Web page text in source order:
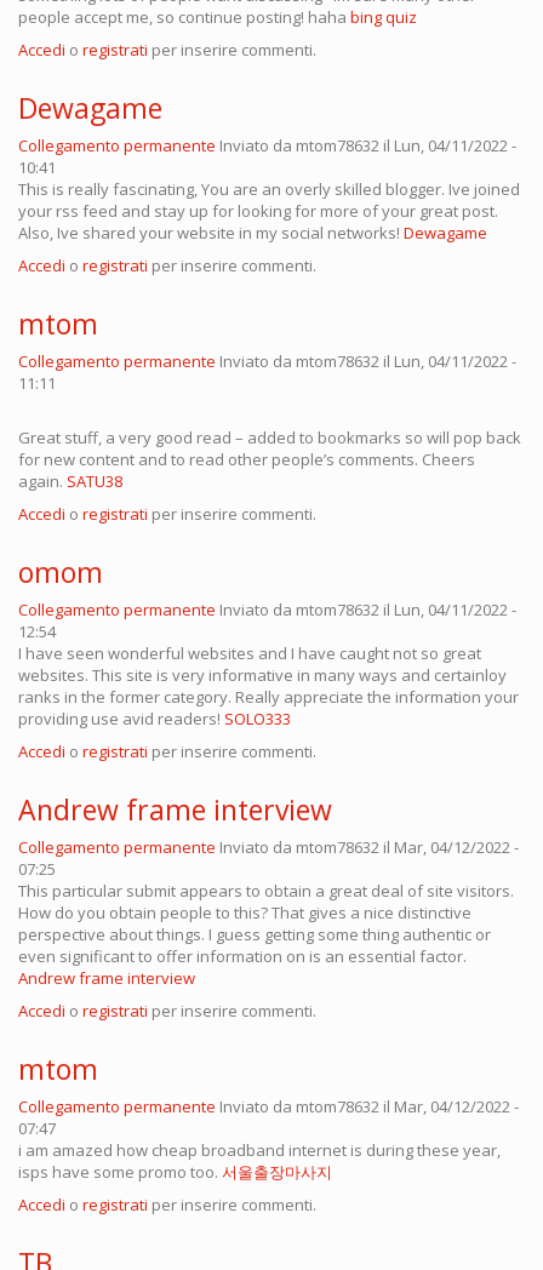
people accept me, so continue posting! haha bing quiz
Accedi o registrati per inserire commenti.
Dewagame
Collegamento permanente Inviato da mtom78632 il Lun, 04/11/2022 -
10:41
This is really fascinating, You are an overly skilled blogger. Ive joined
your rss feed and stay up for looking for more of your great post.
Also, Ive shared your website in my social networks! Dewagame
Accedi o registrati per inserire commenti.
mtom
Collegamento permanente Inviato da mtom78632 il Lun, 04/11/2022 -
11:11
Great stuff, a very good read – added to bookmarks so will pop back
for new content and to read other people’s comments. Cheers
again. SATU38
Accedi o registrati per inserire commenti.
omom
Collegamento permanente Inviato da mtom78632 il Lun, 04/11/2022 -
12:54
I have seen wonderful websites and I have caught not so great
websites. This site is very informative in many ways and certainloy
ranks in the former category. Really appreciate the information your
providing use avid readers! SOLO333
Accedi o registrati per inserire commenti.
Andrew frame interview
Collegamento permanente Inviato da mtom78632 il Mar, 04/12/2022 -
07:25
This particular submit appears to obtain a great deal of site visitors.
How do you obtain people to this? That gives a nice distinctive
perspective about things. I guess getting some thing authentic or
even significant to offer information on is an essential factor.
Andrew frame interview
Accedi o registrati per inserire commenti.
mtom
Collegamento permanente Inviato da mtom78632 il Mar, 04/12/2022 -
07:47
i am amazed how cheap broadband internet is during these year,
isps have some promo too. 서울출장마사지
Accedi o registrati per inserire commenti.